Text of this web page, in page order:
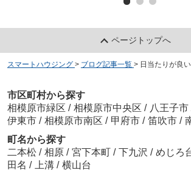
ページトップへ
スマートハウジング > ブログ記事一覧 > 日当たりが良
市区町村から探す
相模原市緑区 / 相模原市中央区 / 八王子市
伊東市 / 相模原市南区 / 甲府市 / 笛吹市 /
町名から探す
二本松 / 相原 / 宮下本町 / 下九沢 / めじろ
田名 / 上溝 / 横山台